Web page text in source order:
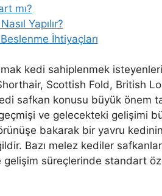
mı?
Yapılır?
İhtiyaçları
kedi sahiplenmek
Scottish Fold, British
safkan konusu büyük önem
ve gelecekteki gelişimi
bakarak bir yavru
Bazı melez kediler
süreçlerinde standart